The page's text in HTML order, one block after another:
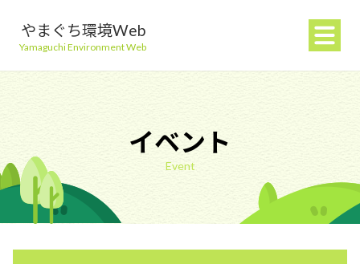
やまぐち環境Web
Yamaguchi Environment Web
地球温暖化を防ぐ
ごみを減らす
イベント
Event